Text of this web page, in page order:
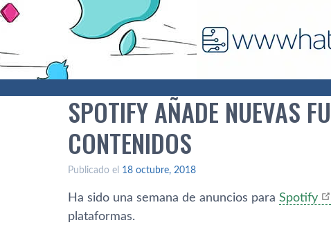
SPOTIFY AÑADE NUEVAS
CONTENIDOS
Publicado el 18 octubre, 2018
Ha sido una semana de anuncios para Spotify
plataformas.